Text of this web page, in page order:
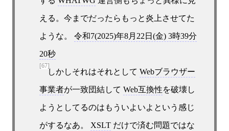
える。今までだったらもっと炎上させてた
ような。 令和7(2025)年8月22日(金) 3時39分
20秒
[67]
しかしそれはそれとして Webブラウザー
事業者が一致団結して Web互換性を破壊し
ようとしてるのはもういよいよという感じ
がするなあ。 XSLTだけで済む問題ではな